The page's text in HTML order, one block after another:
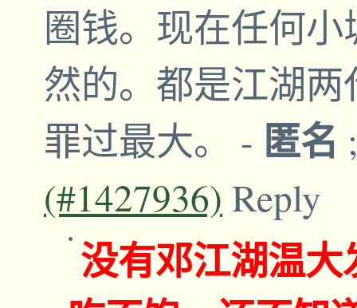
圈钱。现在任何
然的。都是江湖
罪过最大。 - 匿名
(#1427936) Reply
没有邓江湖温